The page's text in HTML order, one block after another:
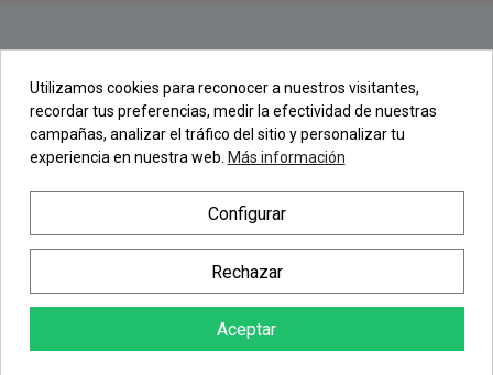
AÑADIR AL CARRITO
Contacta con nosotros
Regístrate en nuestra Newsletter
Newsletter
Utilizamos cookies para reconocer a nuestros visitantes,
recordar tus preferencias, medir la efectividad de nuestras
campañas, analizar el tráfico del sitio y personalizar tu
experiencia en nuestra web. Más información
Configurar
Rechazar
Aceptar